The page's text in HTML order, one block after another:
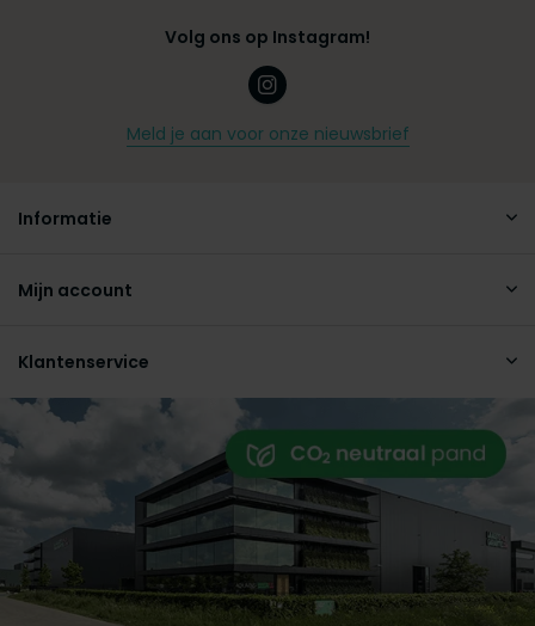
Volg ons op Instagram!
Meld je aan voor onze nieuwsbrief
Informatie
Mijn account
Klantenservice